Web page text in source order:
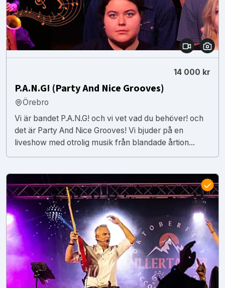
14 000 kr
P.A.N.G! (Party And Nice Grooves)
Örebro
Vi är bandet P.A.N.G! och vi vet vad du behöver! och
det är Party And Nice Grooves! Vi bjuder på en
liveshow med otrolig musik från blandade årtion...